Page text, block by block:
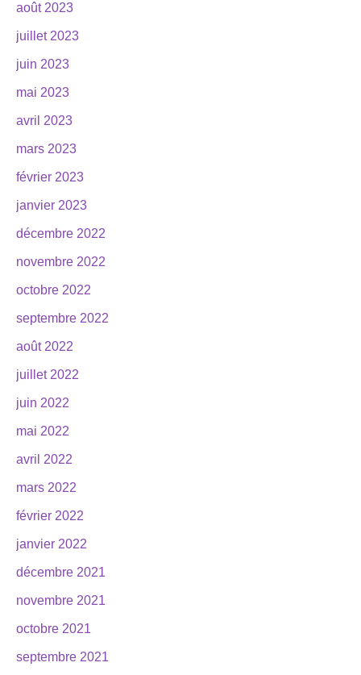
août 2023
juillet 2023
juin 2023
mai 2023
avril 2023
mars 2023
février 2023
janvier 2023
décembre 2022
novembre 2022
octobre 2022
septembre 2022
août 2022
juillet 2022
juin 2022
mai 2022
avril 2022
mars 2022
février 2022
janvier 2022
décembre 2021
novembre 2021
octobre 2021
septembre 2021